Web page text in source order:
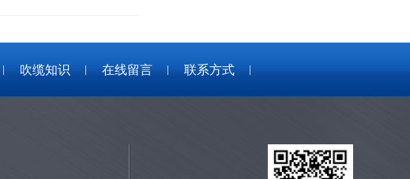
吹缆知识 在线留言 联系方式